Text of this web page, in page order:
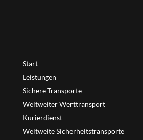
Start
Leistungen
Sichere Transporte
Weltweiter Werttransport
Kurierdienst
Weltweite Sicherheitstransporte